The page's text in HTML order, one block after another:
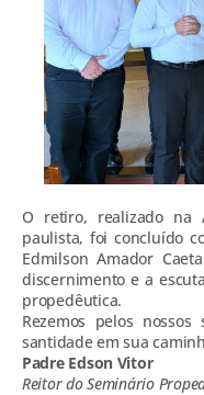
O retiro, realizado na
paulista, foi concluído
Edmilson Amador
discernimento e a
propedêutica.
Rezemos pelos
santidade em sua
Padre Edson Vitor
Reitor do Seminário